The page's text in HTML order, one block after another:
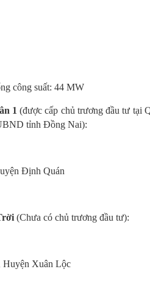
công suất: 44 MW
1 (được cấp chủ trương đầu tư tại
tỉnh Đồng Nai):
Định Quán
(Chưa có chủ trương đầu tư):
Xuân Lộc